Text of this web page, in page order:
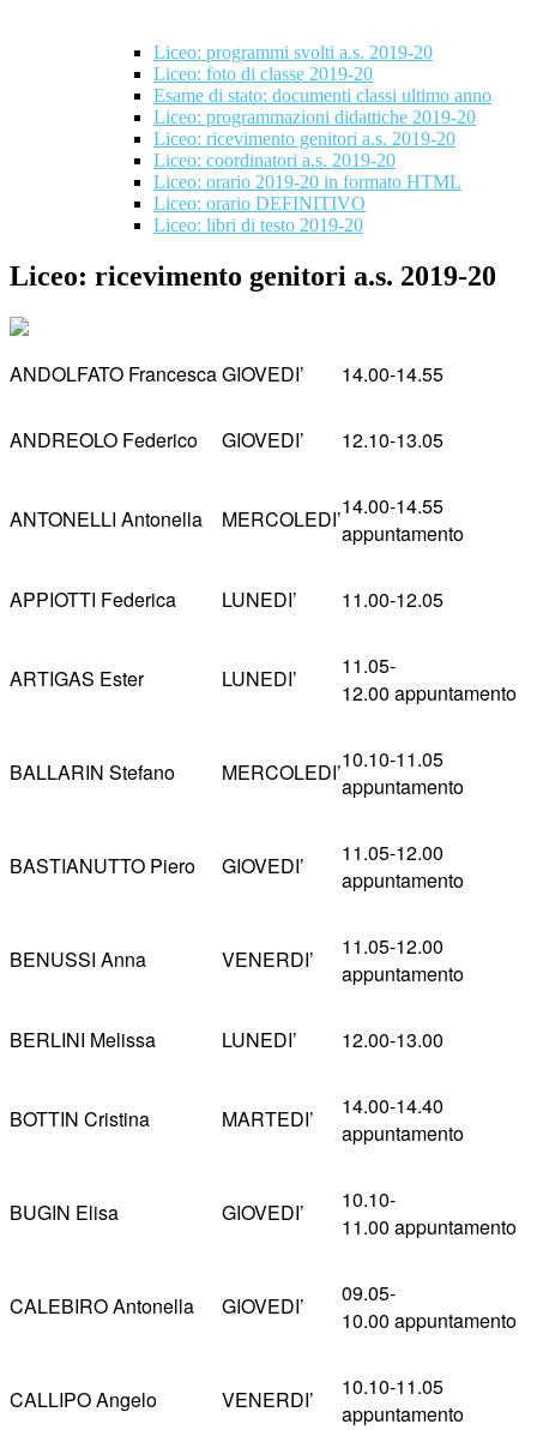
Liceo: programmi svolti a.s. 2019-20
Liceo: foto di classe 2019-20
Esame di stato: documenti classi ultimo anno
Liceo: programmazioni didattiche 2019-20
Liceo: ricevimento genitori a.s. 2019-20
Liceo: coordinatori a.s. 2019-20
Liceo: orario 2019-20 in formato HTML
Liceo: orario DEFINITIVO
Liceo: libri di testo 2019-20
Liceo: ricevimento genitori a.s. 2019-20
ANDOLFATO FrancescaGIOVEDI’ 14.00-14.55
ANDREOLO Federico GIOVEDI’ 12.10-13.05
ANTONELLI Antonella MERCOLEDI’14.00-14.55
appuntamento
APPIOTTI Federica LUNEDI’ 11.00-12.05
ARTIGAS Ester LUNEDI’
11.05-
12.00 appuntamento
BALLARIN Stefano MERCOLEDI’10.10-11.05
appuntamento
BASTIANUTTO Piero GIOVEDI’
11.05-12.00
appuntamento
BENUSSI Anna VENERDI’
11.05-12.00
appuntamento
BERLINI Melissa LUNEDI’ 12.00-13.00
BOTTIN Cristina MARTEDI’
14.00-14.40
appuntamento
BUGIN Elisa GIOVEDI’
10.10-
11.00 appuntamento
CALEBIRO Antonella GIOVEDI’
09.05-
10.00 appuntamento
CALLIPO Angelo VENERDI’
10.10-11.05
appuntamento